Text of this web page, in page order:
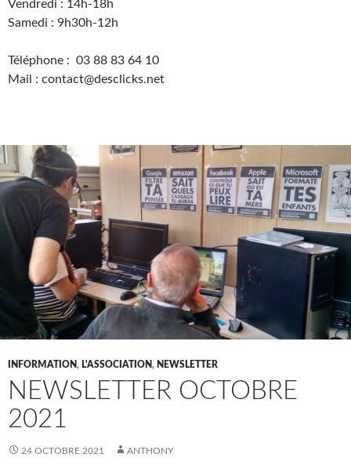
Vendredi : 14h-18h
Samedi : 9h30h-12h
Téléphone : 03 88 83 64 10
Mail : contact@desclicks.net
INFORMATION, L'ASSOCIATION, NEWSLETTER
NEWSLETTER OCTOBRE
2021
24 OCTOBRE 2021 ANTHONY